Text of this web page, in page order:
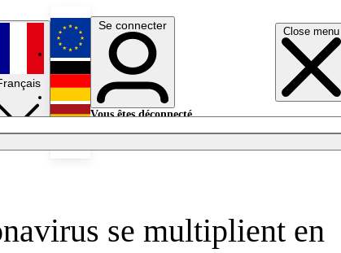
Close menu
English
Deutsch
Se connecter
Vous êtes déconnecté.
se multiplient en